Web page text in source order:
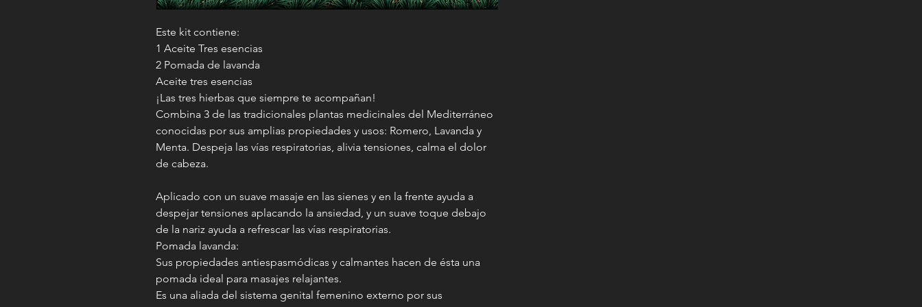
Este kit contiene:
1 Aceite Tres esencias
2 Pomada de lavanda
Aceite tres esencias
¡Las tres hierbas que siempre te acompañan!
Combina 3 de las tradicionales plantas medicinales del Mediterráneo
conocidas por sus amplias propiedades y usos: Romero, Lavanda y
Menta. Despeja las vías respiratorias, alivia tensiones, calma el dolor
de cabeza.
Aplicado con un suave masaje en las sienes y en la frente ayuda a
despejar tensiones aplacando la ansiedad, y un suave toque debajo
de la nariz ayuda a refrescar las vías respiratorias.
Pomada lavanda:
Sus propiedades antiespasmódicas y calmantes hacen de ésta una
pomada ideal para masajes relajantes.
Es una aliada del sistema genital femenino externo por sus